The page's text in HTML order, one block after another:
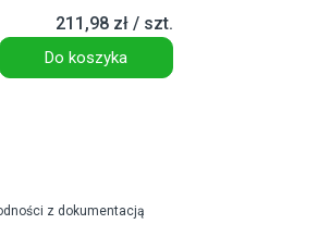
211,98 zł / szt.
Do koszyka
z dokumentacją